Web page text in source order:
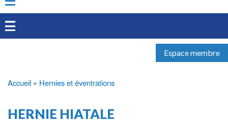
Espace membre
d'Ariane
Accueil Hernies et éventrations
HERNIE HIATALE